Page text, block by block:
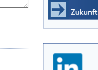
Zukunft